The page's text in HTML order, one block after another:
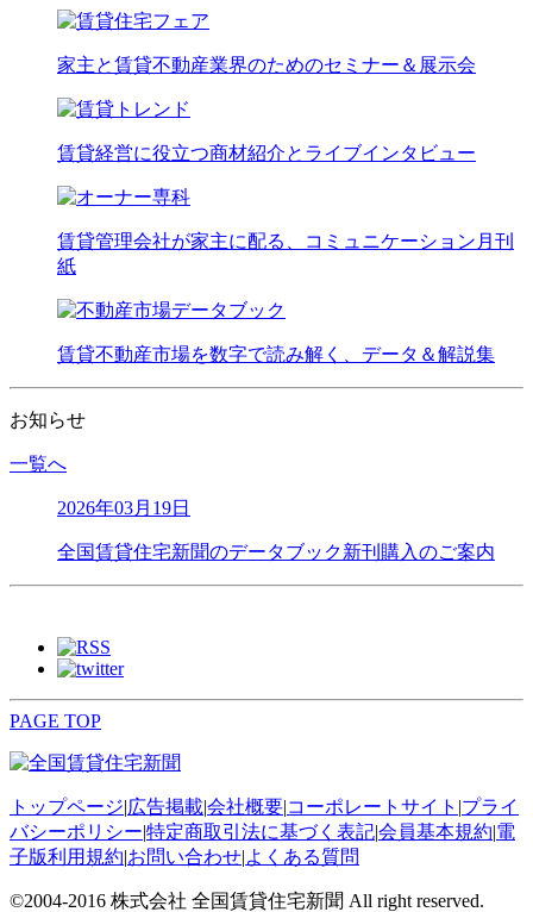
家主と賃貸不動産業界のためのセミナー＆展示会
賃貸経営に役立つ商材紹介とライブインタビュー
賃貸管理会社が家主に配る、コミュニケーション月刊
紙
賃貸不動産市場を数字で読み解く、データ＆解説集
お知らせ
一覧へ
2026年03月19日
全国賃貸住宅新聞のデータブック新刊購入のご案内
PAGE TOP
トップページ|広告掲載|会社概要|コーポレートサイト |プライ
バシーポリシー|特定商取引法に基づく表記|会員基本規約|電
子版利用規約|お問い合わせ|よくある質問
©2004-2016 株式会社 全国賃貸住宅新聞 All right reserved.